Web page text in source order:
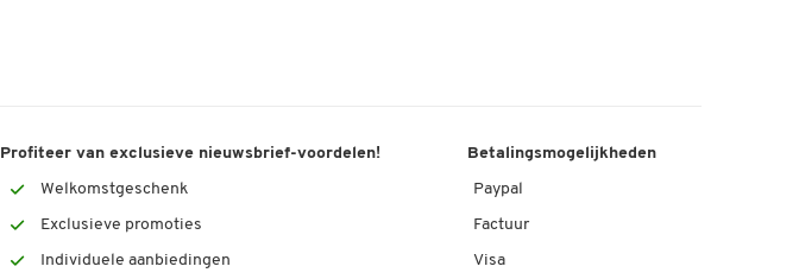
Profiteer van exclusieve nieuwsbrief-voordelen!
Welkomstgeschenk
Exclusieve promoties
Individuele aanbiedingen
Betalingsmogelijkheden
Paypal
Factuur
Visa